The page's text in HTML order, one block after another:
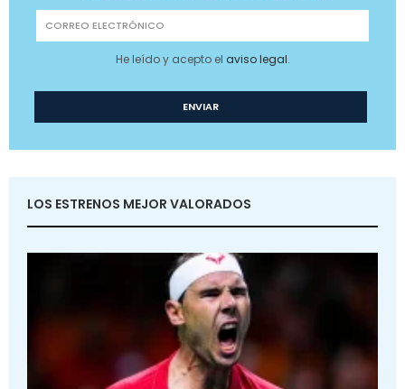
He leído y acepto el aviso legal.
LOS ESTRENOS MEJOR VALORADOS